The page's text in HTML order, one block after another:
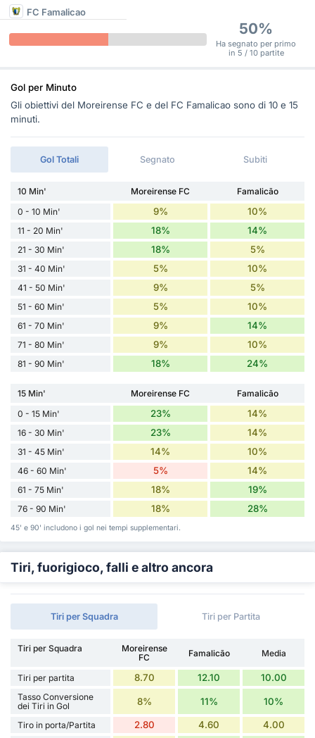
FC Famalicao
50%
Ha segnato per primo
in 5 / 10 partite
Gol per Minuto
Gli obiettivi del Moreirense FC e del FC Famalicao sono di 10 e 15
minuti.
Gol Totali Segnato Subiti
10 Min' Moreirense FC
Famalicão
0 - 10 Min'
9% 10%
11 - 20 Min' 18% 14%
21 - 30 Min' 18% 5%
31 - 40 Min' 5% 10%
41 - 50 Min' 9% 5%
51 - 60 Min' 5% 10%
61 - 70 Min' 9% 14%
71 - 80 Min' 9% 10%
81 - 90 Min' 18% 24%
15 Min' Moreirense FC
Famalicão
0 - 15 Min'
23% 14%
16 - 30 Min' 23% 14%
31 - 45 Min' 14% 10%
46 - 60 Min' 5% 14%
61 - 75 Min' 18% 19%
76 - 90 Min' 18% 28%
45' e 90' includono i gol nei tempi supplementari.
Tiri, fuorigioco, falli e altro ancora
Tiri per Squadra Tiri per Partita
Tiri per Squadra
Moreirense
FC
Famalicão Media
Tiri per partita 8.70 12.10 10.00
Tasso Conversione
dei Tiri in Gol
8% 11% 10%
Tiro in porta/Partita 2.80 4.60 4.00